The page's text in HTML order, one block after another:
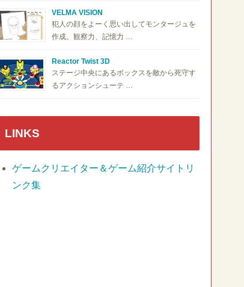
VELMA VISION
犯人の顔をよーく思い出してモンタージュを
作成。観察力、記憶力 …
Reactor Twist 3D
ステージ中央にあるボックスを敵から死守す
るアクションシューテ …
LINKS
ゲームクリエイター＆ゲーム紹介サイトリ
ンク集